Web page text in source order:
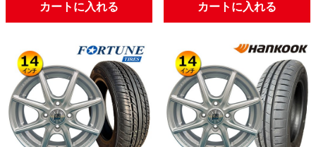
カートに入れる カートに入れる